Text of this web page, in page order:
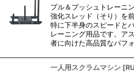
絞り込む
プル＆プッシュトレーニ
強化スレッド（そり）を
特に下半身のスピードと
レーニング用品です。ア
者に向けた高品質なパフ
一人用スクラムマシン [